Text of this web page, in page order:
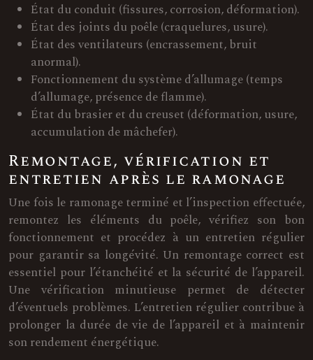
État du conduit (fissures, corrosion, déformation).
État des joints du poêle (craquelures, usure).
État des ventilateurs (encrassement, bruit
anormal).
Fonctionnement du système d’allumage (temps
d’allumage, présence de flamme).
État du brasier et du creuset (déformation, usure,
accumulation de mâchefer).
Remontage, vérification et
entretien après le ramonage
Une fois le ramonage terminé et l’inspection effectuée,
remontez les éléments du poêle, vérifiez son bon
fonctionnement et procédez à un entretien régulier
pour garantir sa longévité. Un remontage correct est
essentiel pour l’étanchéité et la sécurité de l’appareil.
Une vérification minutieuse permet de détecter
d’éventuels problèmes. L’entretien régulier contribue à
prolonger la durée de vie de l’appareil et à maintenir
son rendement énergétique.